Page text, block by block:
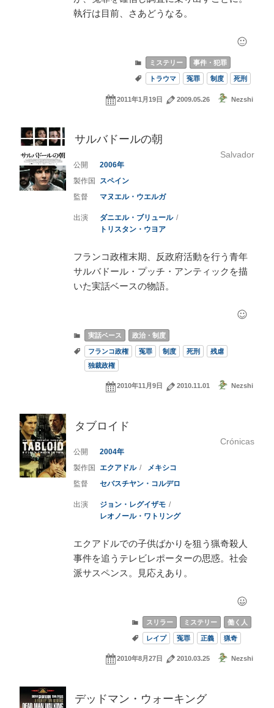
執行は目前、さあどうなる。
ミステリー 事件・犯罪
トラウマ 冤罪 制度 死刑
2011年1月19日 2009.05.26 Nezshi
サルバドールの朝
Salvador
2006
スペイン
マヌエル・ウエルガ
ダニエル・ブリュール
トリスタン・ウヨア
フランコ政権末期、反政府活動を行う青年
サルバドール・プッチ・アンティックを描
いた実話ベースの物語。
実話ベース 政治・制度
フランコ政権 冤罪 制度 死刑
残虐
独裁政権
2010年11月9日 2010.11.01 Nezshi
タブロイド
Crónicas
2004
エクアドル
メキシコ
セバスチヤン・コルデロ
ジョン・レグイザモ
レオノール・ワトリング
エクアドルでの子供ばかりを狙う猟奇殺人
事件を追うテレビレポーターの思惑。社会
派サスペンス。見応えあり。
スリラー ミステリー 働く人
レイプ 冤罪 正義 猟奇
2010年8月27日 2010.03.25 Nezshi
デッドマン・ウォーキング